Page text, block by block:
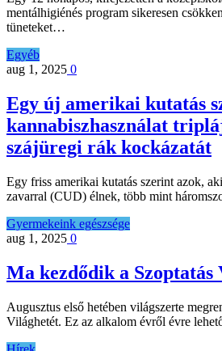
mentálhigiénés program sikeresen
tüneteket…
Egyéb
aug 1, 2025 0
Egy új amerikai kutatás
kannabiszhasználat
szájüregi rák kockázatát
Egy friss amerikai kutatás szerint azok,
zavarral (CUD) élnek, több mint
Gyermekeink egészsége
aug 1, 2025 0
Ma kezdődik a Szoptatás
Augusztus első hetében világszerte
Világhetét. Ez az alkalom évről évre